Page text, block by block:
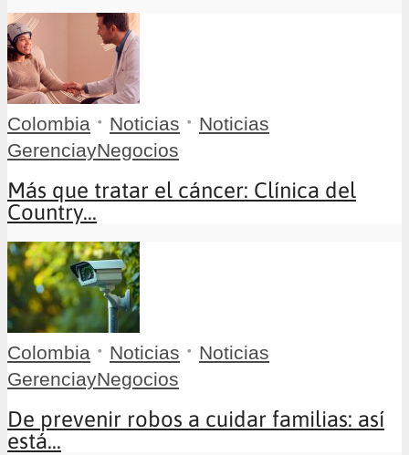
Colombia • Noticias • Noticias
GerenciayNegocios
Más que tratar el cáncer: Clínica del
Country...
Colombia • Noticias • Noticias
GerenciayNegocios
De prevenir robos a cuidar familias: así
está...